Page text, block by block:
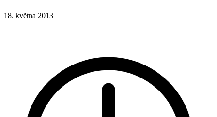
18. května 2013